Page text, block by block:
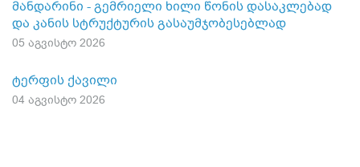
მანდარინი - გემრიელი ხილი წონის დასაკლებად
და კანის სტრუქტურის გასაუმჯობესებლად
05 აგვისტო 2026
ტერფის ქავილი
04 აგვისტო 2026